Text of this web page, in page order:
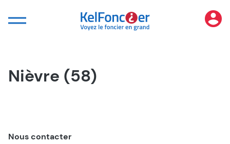
Nièvre (58)
Nous contacter